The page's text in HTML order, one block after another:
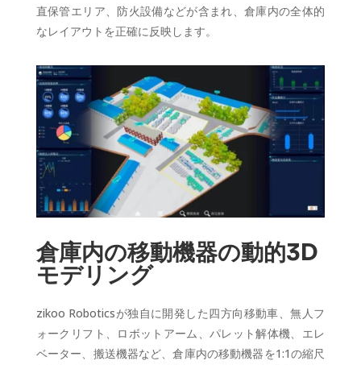
直保管エリア、防火設備などが含まれ、倉庫内の全体的
なレイアウトを正確に反映します。
倉庫内の移動機器の動的3D
モデリング
zikoo Roboticsが独自に開発した四方向移動車、無人フ
ォークリフト、ロボットアーム、パレット解体機、エレ
ベーター、搬送機器など、倉庫内の移動機器を1:1の縮尺